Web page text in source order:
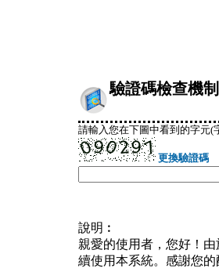
驗證碼檢查機制
請輸入您在下圖中看到的字元(
更換驗證碼
說明︰
親愛的使用者，您好！
續使用本系統。感謝您的